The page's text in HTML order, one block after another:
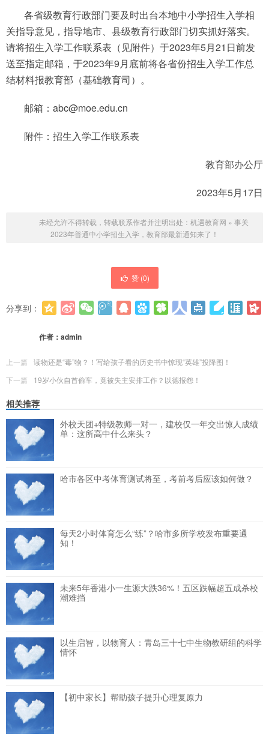
各省级教育行政部门要及时出台本地中小学招生入学相
关指导意见，指导地市、县级教育行政部门切实抓好落实。
请将招生入学工作联系表（见附件）于2023年5月21日前发
送至指定邮箱，于2023年9月底前将各省份招生入学工作总
结材料报教育部（基础教育司）。
邮箱：abc@moe.edu.cn
附件：招生入学工作联系表
教育部办公厅
2023年5月17日
未经允许不得转载，转载联系作者并注明出处： 机遇教育网 » 事关
2023年普通中小学招生入学，教育部最新通知来了！
赞 (0)
分享到：
作者： admin
上一篇
读物还是“毒”物？！写给孩子看的历史书中惊现“英雄”投降图！
下一篇
19岁小伙自首偷车，竟被失主安排工作？以德报怨！
相关推荐
外校天团+特级教师一对一，建校仅一年交出惊人成绩
单：这所高中什么来头？
哈市各区中考体育测试将至，考前考后应该如何做？
每天2小时体育怎么“练”？哈市多所学校发布重要通
知！
未来5年香港小一生源大跌36%！五区跌幅超五成杀校
潮难挡
以生启智，以物育人：青岛三十七中生物教研组的科学
情怀
【初中家长】帮助孩子提升心理复原力